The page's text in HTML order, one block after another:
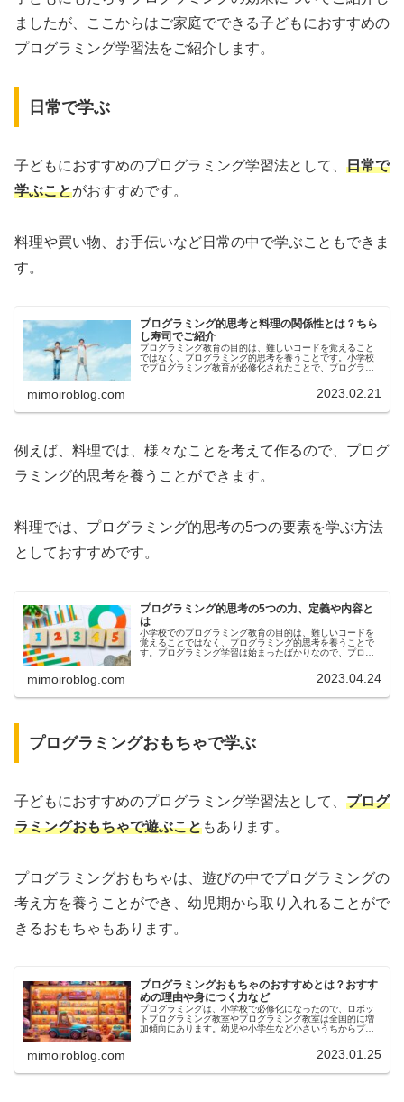
ましたが、ここからはご家庭でできる子どもにおすすめの
プログラミング学習法をご紹介します。
日常で学ぶ
子どもにおすすめのプログラミング学習法として、 日常で
学ぶことがおすすめです。
料理や買い物、お手伝いなど日常の中で学ぶこともできま
す。
プログラミング的思考と料理の関係性とは？ちら
し寿司でご紹介
プログラミング教育の目的は、難しいコードを覚えること
ではなく、プログラミング的思考を養うことです。小学校
でプログラミング教育が必修化されたことで、プログラミ
mimoiroblog.com 2023.02.21
例えば、料理では、様々なことを考えて作るので、プログ
ラミング的思考を養うことができます。
料理では、プログラミング的思考の5つの要素を学ぶ方法
としておすすめです。
プログラミング的思考の5つの力、定義や内容と
は
小学校でのプログラミング教育の目的は、難しいコードを
覚えることではなく、プログラミング的思考を養うことで
す。プログラミング学習は始まったばかりなので、プログ
mimoiroblog.com 2023.04.24
プログラミングおもちゃで学ぶ
子どもにおすすめのプログラミング学習法として、 プログ
ラミングおもちゃで遊ぶこともあります。
プログラミングおもちゃは、遊びの中でプログラミングの
考え方を養うことができ、幼児期から取り入れることがで
きるおもちゃもあります。
プログラミングおもちゃのおすすめとは？おすす
めの理由や身につく力など
プログラミングは、小学校で必修化になったので、ロボッ
トプログラミング教室やプログラミング教室は全国的に増
加傾向にあります。幼児や小学生など小さいうちからプロ
mimoiroblog.com 2023.01.25